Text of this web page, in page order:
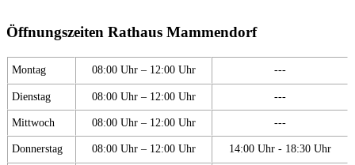
Öffnungszeiten Rathaus Mammendorf
Montag 08:00 Uhr – 12:00 Uhr ---
Dienstag 08:00 Uhr – 12:00 Uhr ---
Mittwoch 08:00 Uhr – 12:00 Uhr ---
Donnerstag 08:00 Uhr – 12:00 Uhr 14:00 Uhr - 18:30 Uhr